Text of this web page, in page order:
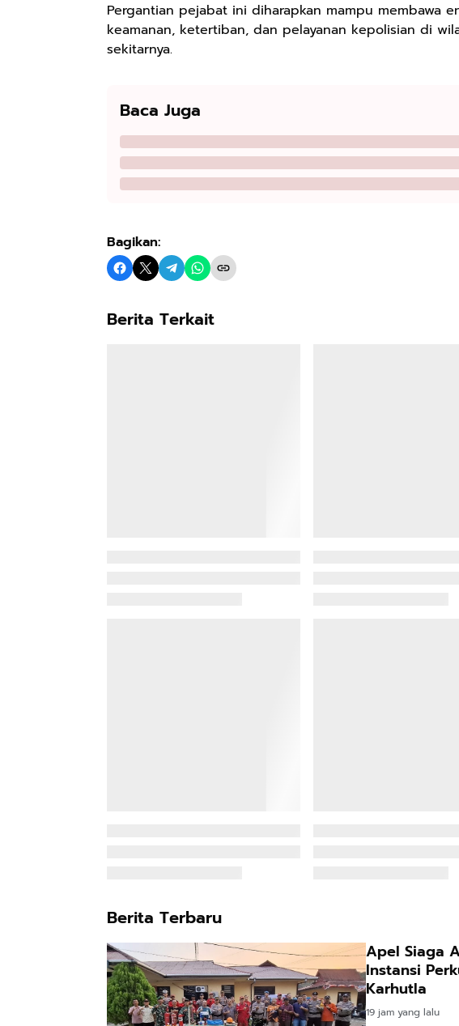
Pergantian pejabat ini diharapkan mampu membawa
keamanan, ketertiban, dan pelayanan kepolisian di
sekitarnya.
Baca Juga
Bagikan:
Berita Terkait
Berita Terbaru
Apel Siaga
Instansi
Karhutla
19 jam yang lalu